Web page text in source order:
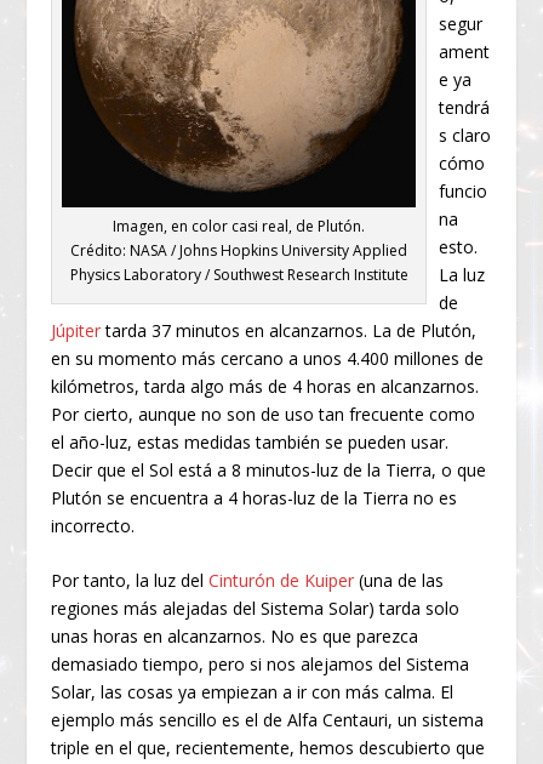
Imagen, en color casi real, de Plutón.
Crédito: NASA / Johns Hopkins University Applied
Physics Laboratory / Southwest Research Institute
segur
ament
e ya
tendrá
s claro
cómo
funcio
na
esto.
La luz
de
Júpitertarda 37 minutos en alcanzarnos. La de Plutón,
en su momento más cercano a unos 4.400 millones de
kilómetros, tarda algo más de 4 horas en alcanzarnos.
Por cierto, aunque no son de uso tan frecuente como
el año-luz, estas medidas también se pueden usar.
Decir que el Sol está a 8 minutos-luz de la Tierra, o que
Plutón se encuentra a 4 horas-luz de la Tierra no es
incorrecto.
Por tanto, la luz delCinturón de Kuiper (una de las
regiones más alejadas del Sistema Solar) tarda solo
unas horas en alcanzarnos. No es que parezca
demasiado tiempo, pero si nos alejamos del Sistema
Solar, las cosas ya empiezan a ir con más calma. El
ejemplo más sencillo es el de Alfa Centauri, un sistema
triple en el que, recientemente, hemos descubierto que